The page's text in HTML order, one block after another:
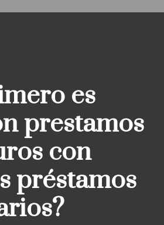
es
prestamos
con
préstamos